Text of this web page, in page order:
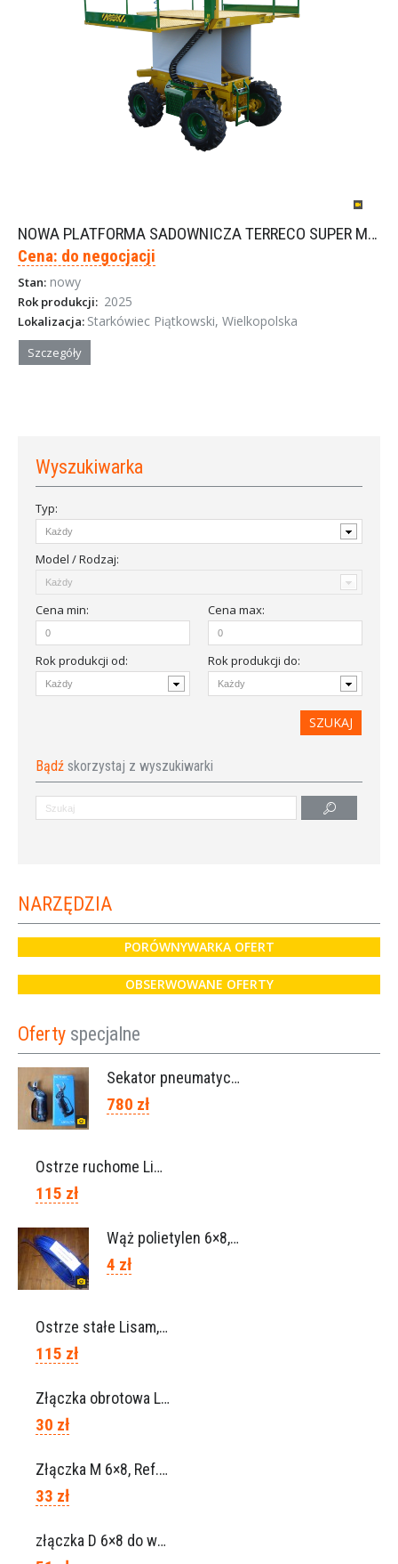
NOWA PLATFORMA SADOWNICZA TERRECO SUPER MINI
Cena: do negocjacji
Stan: nowy
Rok produkcji: 2025
Lokalizacja: Starkówiec Piątkowski, Wielkopolska
Szczegóły
Wyszukiwarka
Typ:
Model / Rodzaj:
Cena min: Cena max:
Rok produkcji od: Rok produkcji do:
Bądź skorzystaj z wyszukiwarki
NARZĘDZIA
PORÓWNYWARKA OFERT
OBSERWOWANE OFERTY
Oferty specjalne
Sekator pneumatyczny VICTORY (Campagnola Włochy)
780 zł
Ostrze ruchome Lisam, Ref. A1208
115 zł
Wąż polietylen 6×8, Ref.0120.0203
4 zł
Ostrze stałe Lisam, Ref. A1206
115 zł
Złączka obrotowa Lisam do węża 6×8 / Ref. 0160.0100
30 zł
Złączka M 6×8, Ref. 0115.0102
33 zł
złączka D 6×8 do węża, Ref. 0113.0106